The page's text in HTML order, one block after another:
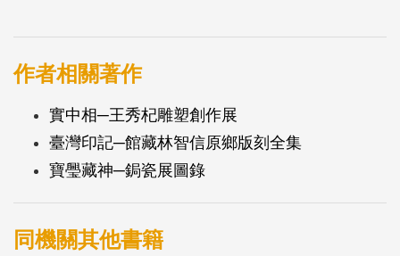
作者相關著作
實中相─王秀杞雕塑創作展
臺灣印記─館藏林智信原鄉版刻全集
寶璺藏神─鋦瓷展圖錄
同機關其他書籍